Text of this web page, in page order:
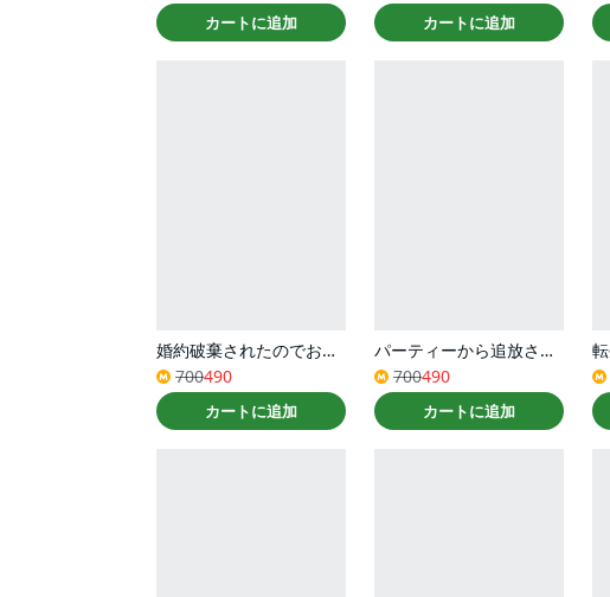
カートに追加 カートに追加
婚約破棄されたのでお掃除メイドになったら笑わない貴公子様に溺愛されました（コミック） ： 2
700490
カートに追加
パーティーから追放されたその治癒師、実は最強につき（コミック） ： 3
700490
カートに追加